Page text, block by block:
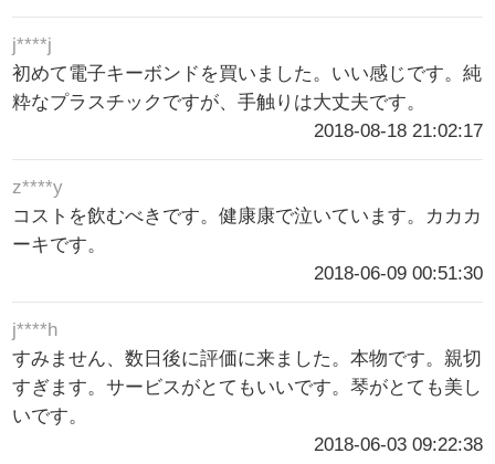
j****j
初めて電子キーボンドを買いました。いい感じです。純
粋なプラスチックですが、手触りは大丈夫です。
2018-08-18 21:02:17
z****y
コストを飲むべきです。健康康で泣いています。カカカ
ーキです。
2018-06-09 00:51:30
j****h
すみません、数日後に評価に来ました。本物です。親切
すぎます。サービスがとてもいいです。琴がとても美し
いです。
2018-06-03 09:22:38